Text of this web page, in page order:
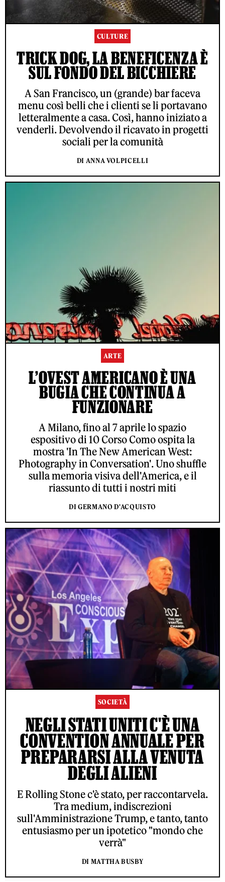
CULTURE
TRICK DOG, LA BENEFICENZA È
SUL FONDO DEL BICCHIERE
A San Francisco, un (grande) bar faceva
menu così belli che i clienti se li portavano
letteralmente a casa. Così, hanno iniziato a
venderli. Devolvendo il ricavato in progetti
sociali per la comunità
DI ANNA VOLPICELLI
ARTE
L’OVEST AMERICANO È UNA
BUGIA CHE CONTINUA A
FUNZIONARE
A Milano, fino al 7 aprile lo spazio
espositivo di 10 Corso Como ospita la
mostra 'In The New American West:
Photography in Conversation'. Uno shuffle
sulla memoria visiva dell'America, e il
riassunto di tutti i nostri miti
DI GERMANO D'ACQUISTO
SOCIETÀ
NEGLI STATI UNITI C'È UNA
CONVENTION ANNUALE PER
PREPARARSI ALLA VENUTA
DEGLI ALIENI
E Rolling Stone c'è stato, per raccontarvela.
Tra medium, indiscrezioni
sull'Amministrazione Trump, e tanto, tanto
entusiasmo per un ipotetico "mondo che
verrà"
DI MATTHA BUSBY